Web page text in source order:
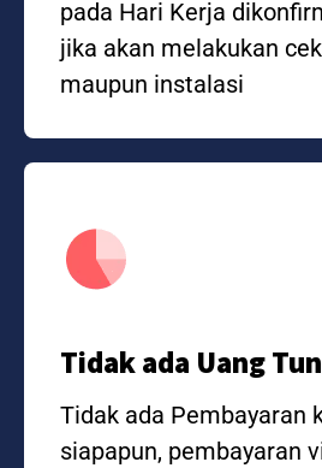
pada Hari Kerja
jika akan melakukan
maupun instalasi
Tidak ada Uang
Tidak ada Pembayaran
siapapun, pembayaran